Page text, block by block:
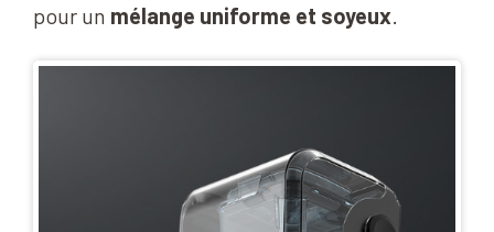
pour un mélange uniforme et soyeux.